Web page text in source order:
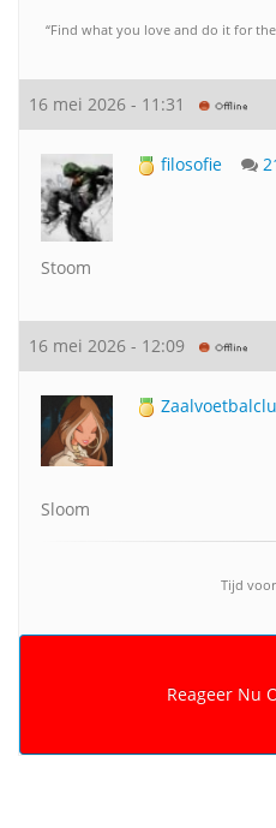
“Find what you love and do it for
16 mei 2026 - 11:31
filosofie
Stoom
16 mei 2026 - 12:09
Sloom
Tijd